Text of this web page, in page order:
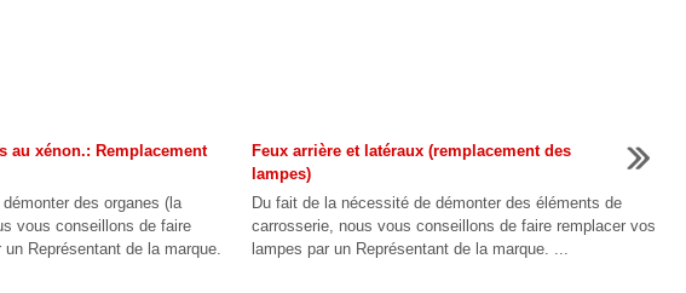
au xénon.: Remplacement
des organes (la
vous conseillons de faire
Représentant de la marque.
Feux arrière et latéraux (remplacement des
lampes)
Du fait de la nécessité de démonter des éléments de
carrosserie, nous vous conseillons de faire remplacer vos
lampes par un Représentant de la marque. ...